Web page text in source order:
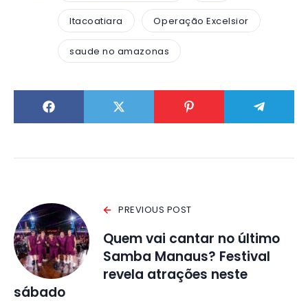
Itacoatiara Operação Excelsior
saude no amazonas
PREVIOUS POST
Quem vai cantar no último
Samba Manaus? Festival
revela atrações neste
sábado